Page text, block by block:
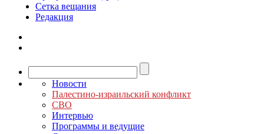
Сетка вещания
Редакция
Новости
Палестино-израильский конфликт
СВО
Интервью
Программы и ведущие